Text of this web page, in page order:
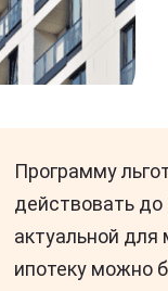
Программу
действовать до
актуальной для
ипотеку можно